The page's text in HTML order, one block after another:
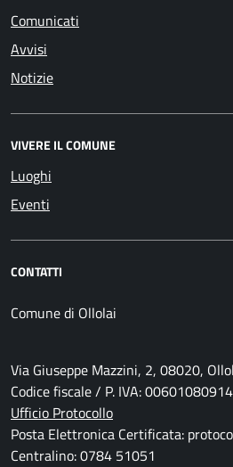
Comunicati
Avvisi
Notizie
VIVERE IL COMUNE
Luoghi
Eventi
CONTATTI
Comune di Ollolai
Via Giuseppe Mazzini, 2, 08020,
Codice fiscale / P. IVA: 00601080914
Ufficio Protocollo
Posta Elettronica Certificata:
Centralino: 0784 51051